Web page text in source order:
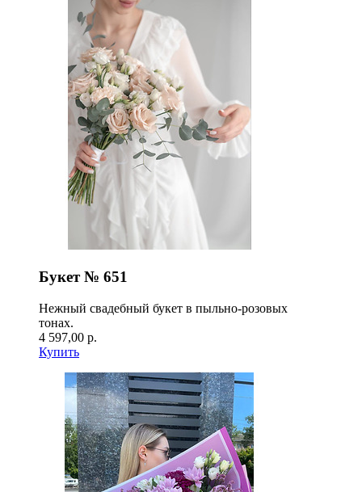
Букет № 651
Нежный свадебный букет в пыльно-розовых
тонах.
4 597,00 р.
Купить